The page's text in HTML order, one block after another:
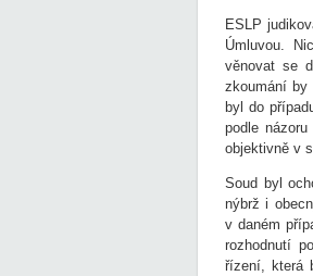
ESLP
Úmluvou.
věnovat se
zkoumání by
byl do
podle
objektivně v
Soud byl
nýbrž i
v daném
rozhodnutí
řízení, která